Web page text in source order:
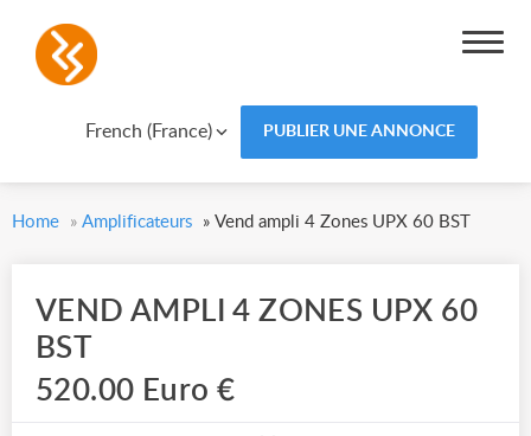
French (France) PUBLIER UNE ANNONCE
Home » Amplificateurs » Vend ampli 4 Zones UPX 60 BST
VEND AMPLI 4 ZONES UPX 60
BST
520.00 Euro €